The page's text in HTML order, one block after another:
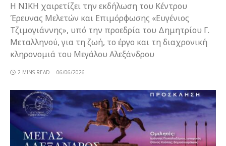
Η ΝΙΚΗ χαιρετίζει την εκδήλωση του Κέντρου
Έρευνας Μελετών και Επιμόρφωσης «Ευγένιος
Τζιμογιάννης», υπό την προεδρία του Δημητρίου Γ.
Μεταλληνού, για τη ζωή, το έργο και τη διαχρονική
κληρονομιά του Μεγάλου Αλεξάνδρου
2 MINS READ 06/06/2026